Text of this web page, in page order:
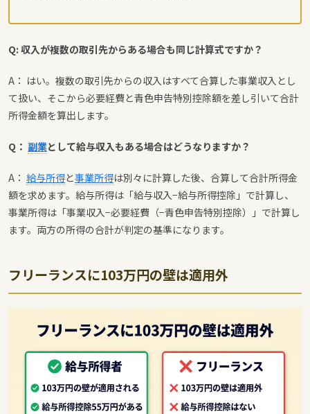
Q: 収入が複数の取引先からある場合も同じ計算式ですか？
A： はい。複数の取引先からの収入はすべて合算した事業収入とし
て扱い、そこから必要経費と青色申告特別控除額を差し引いて合計
所得金額を算出します。
Q： 副業として給与収入もある場合はどうなりますか？
A： 給与所得と事業所得は別々に計算した後、合算して合計所得金
額を求めます。給与所得は「給与収入−給与所得控除」で計算し、
事業所得は「事業収入−必要経費（−青色申告特別控除）」で計算し
ます。両方の所得の合計が判定の基準になります。
フリーランスに103万円の壁は適用外